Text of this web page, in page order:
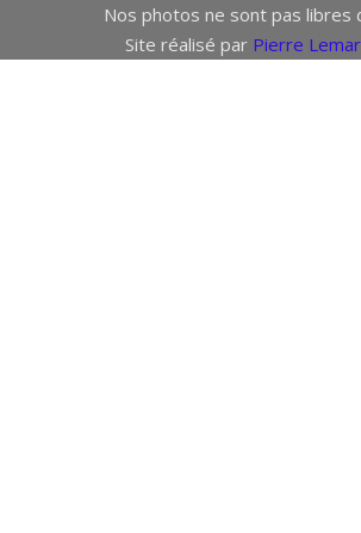
Nos photos ne sont pas libres
Site réalisé par Pierre